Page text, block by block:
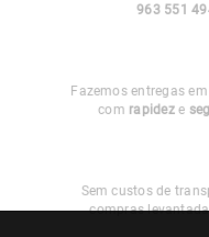
963 551
Fazemos entregas
com rapideze
Sem custos de
compras